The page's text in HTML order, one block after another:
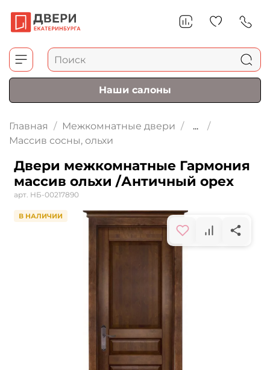
Наши салоны
Главная Межкомнатные двери
...
Массив сосны, ольхи
Двери межкомнатные Гармония
массив ольхи /Античный орех
арт. НБ-00217890
В НАЛИЧИИ